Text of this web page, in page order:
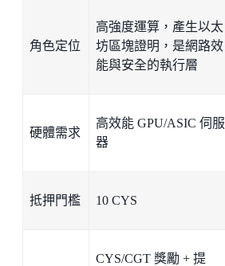
角色定位
高強度運算，產生以太
坊區塊證明，是網路效
能與安全的執行層
硬體需求
高效能 GPU/ASIC 伺服
器
抵押門檻 10 CYS
CYS/CGT 獎勵 + 提